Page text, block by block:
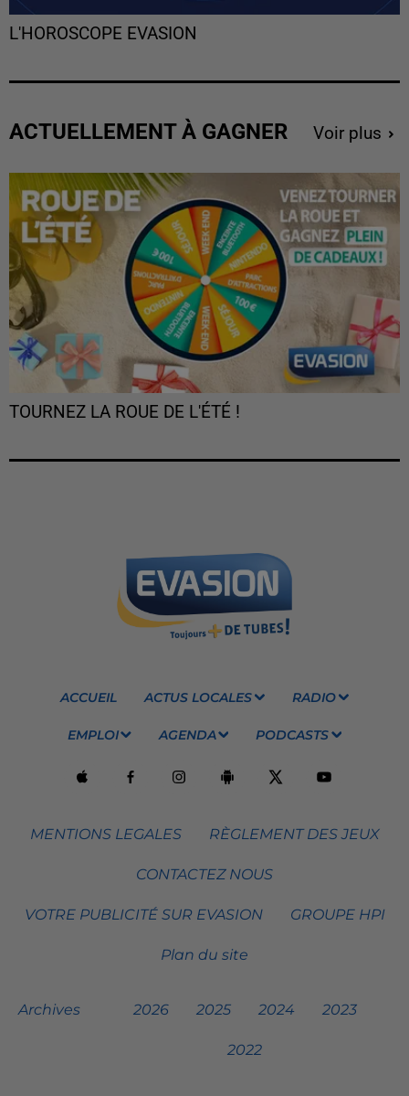
L'HOROSCOPE EVASION
ACTUELLEMENT À GAGNER Voir plus
TOURNEZ LA ROUE DE L'ÉTÉ !
ACCUEIL ACTUS LOCALES RADIO
EMPLOI AGENDA PODCASTS
MENTIONS LEGALES RÈGLEMENT DES JEUX
CONTACTEZ NOUS
VOTRE PUBLICITÉ SUR EVASION GROUPE HPI
Plan du site
Archives 2026 2025 2024 2023
2022